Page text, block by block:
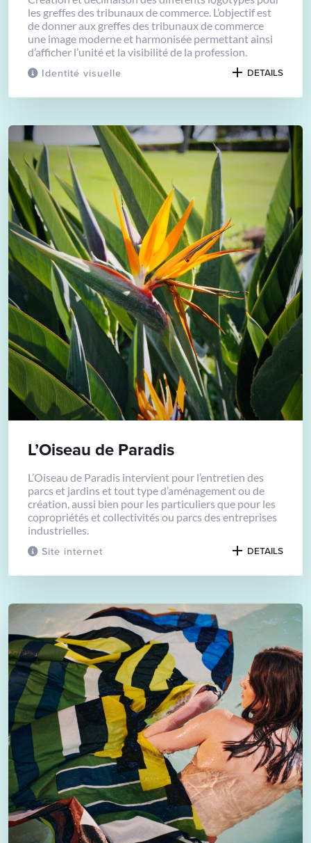
Identité visuelle
les greffes des tribunaux de commerce. L’objectif est
de donner aux greffes des tribunaux de commerce
une image moderne et harmonisée permettant ainsi
d’afficher l’unité et la visibilité de la profession.
DETAILS
Site internet
L’Oiseau de Paradis
L’Oiseau de Paradis intervient pour l’entretien des
parcs et jardins et tout type d’aménagement ou de
création, aussi bien pour les particuliers que pour les
copropriétés et collectivités ou parcs des entreprises
industrielles.
DETAILS